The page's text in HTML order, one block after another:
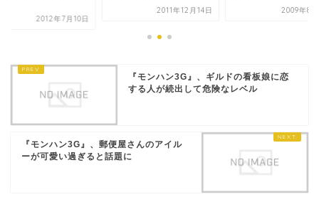
2012年7月10日
2011年12月14日 2009年8
『モンハン3G』、ギルドの看板娘に恋
する人が続出して危険なレベル
『モンハン3G』、郵便屋さんのアイル
ーが可愛い過ぎると話題に